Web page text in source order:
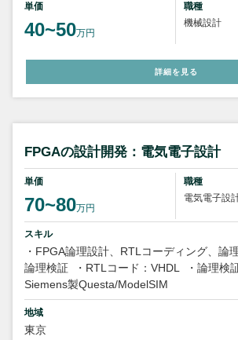
単価
40~50万円
職種
機械設計
詳細を見る
FPGAの設計開発：電気電子設計
単価
70~80万円
職種
電気電子設
スキル
・FPGA論理設計、RTLコーディング、論
論理検証
・RTLコード：VHDL
・論理検
Siemens製Questa/ModelSIM
地域
東京